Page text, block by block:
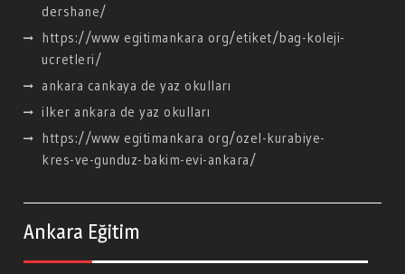
dershane/
https://www egitimankara org/etiket/bag-koleji-
ucretleri/
ankara cankaya de yaz okulları
ilker ankara de yaz okulları
https://www egitimankara org/ozel-kurabiye-
kres-ve-gunduz-bakim-evi-ankara/
Ankara Eğitim